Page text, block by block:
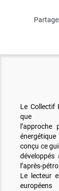
Le Collectif
que
l’approche
énergétique
conçu ce
l’après-
Le lecteur